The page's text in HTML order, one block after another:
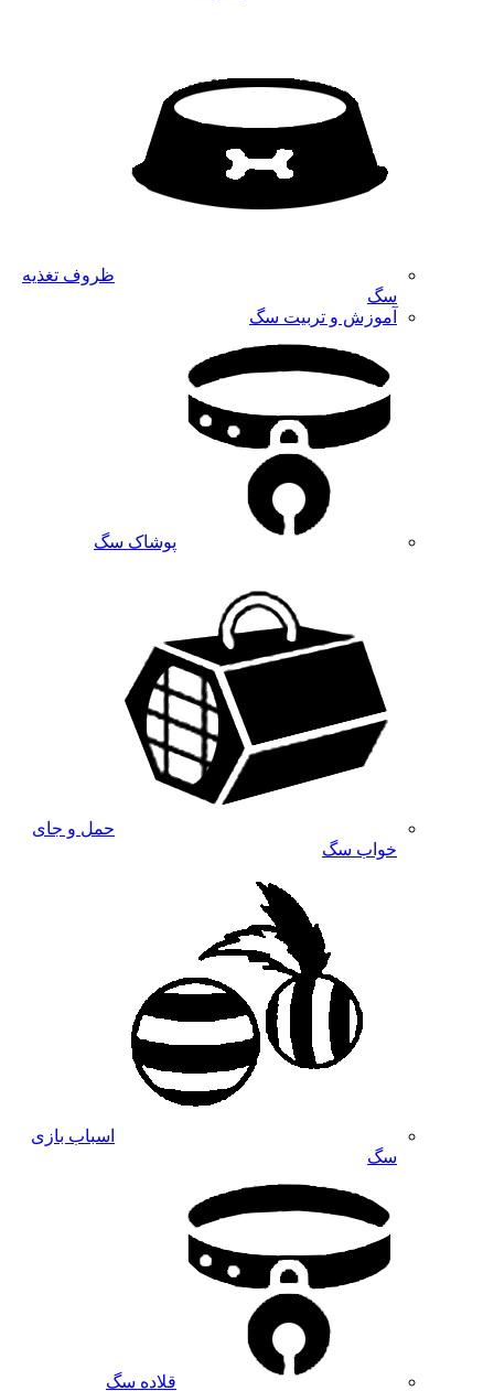
ظروف تغذیه
سگ
آموزش و تربیت سگ
پوشاک سگ
حمل و جای
خواب سگ
اسباب بازی
سگ
قلاده سگ